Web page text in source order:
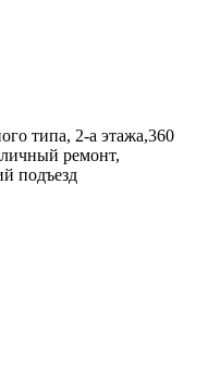
типа, 2-а этажа,360
ремонт,
подъезд